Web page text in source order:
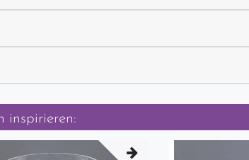
inspirieren: